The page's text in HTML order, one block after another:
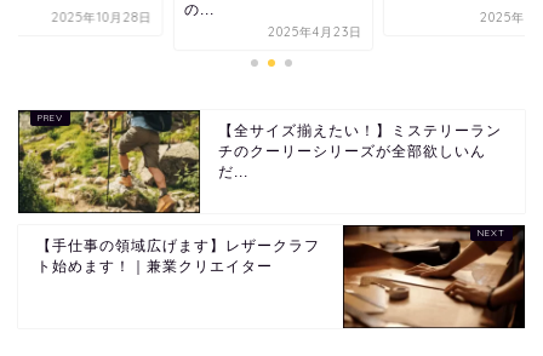
2025年10
【全サイズ揃えたい！】ミステリーラン
チのクーリーシリーズが全部欲しいん
だ...
【手仕事の領域広げます】レザークラフ
ト始めます！｜兼業クリエイター